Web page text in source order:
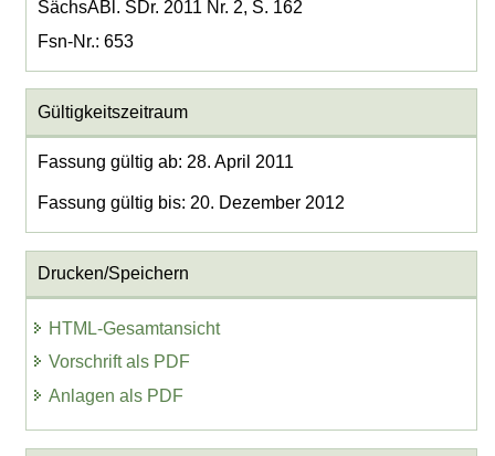
SächsABl. SDr. 2011 Nr. 2, S. 162
Fsn-Nr.: 653
Gültigkeitszeitraum
Fassung gültig ab: 28. April 2011
Fassung gültig bis: 20. Dezember 2012
Drucken/Speichern
HTML-Gesamtansicht
Vorschrift als PDF
Anlagen als PDF